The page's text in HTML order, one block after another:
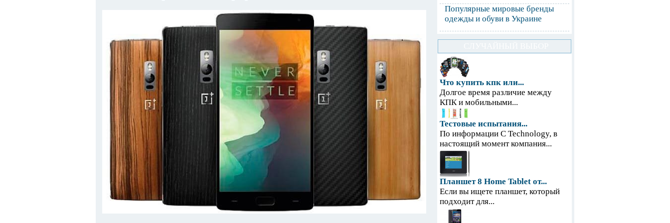
Популярные мировые бренды
одежды и обуви в Украине
Что купить кпк или...
Долгое время различие между
КПК и мобильными...
Тестовые испытания...
По информации С Technology, в
настоящий момент компания...
Планшет 8 Home Tablet от...
Если вы ищете планшет, который
подходит для...